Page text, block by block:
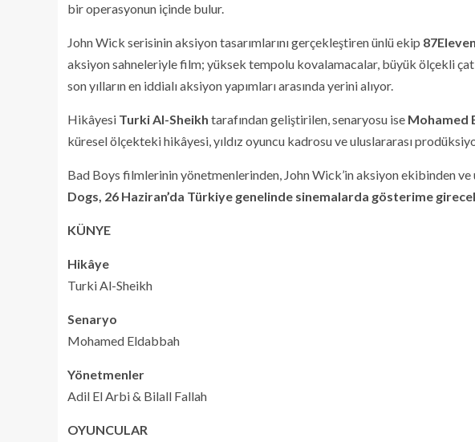
bir operasyonun içinde bulur.
John Wick serisinin aksiyon tasarımlarını gerçekleştiren ünlü ekip
aksiyon sahneleriyle film; yüksek tempolu kovalamacalar, büyük ölçekli
son yılların en iddialı aksiyon yapımları arasında yerini alıyor.
Hikâyesi Turki Al-Sheikh tarafından geliştirilen, senaryosu ise Mohamed
küresel ölçekteki hikâyesi, yıldız oyuncu kadrosu ve uluslararası
Bad Boys filmlerinin yönetmenlerinden, John Wick’in aksiyon ekibinden ve
Dogs, 26 Haziran’da Türkiye genelinde sinemalarda gösterime
KÜNYE
Hikâye
Turki Al-Sheikh
Senaryo
Mohamed Eldabbah
Yönetmenler
Adil El Arbi & Bilall Fallah
OYUNCULAR